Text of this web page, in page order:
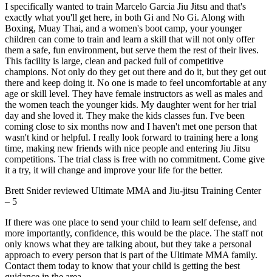
I specifically wanted to train Marcelo Garcia Jiu Jitsu and that's
exactly what you'll get here, in both Gi and No Gi. Along with
Boxing, Muay Thai, and a women's boot camp, your younger
children can come to train and learn a skill that will not only offer
them a safe, fun environment, but serve them the rest of their lives.
This facility is large, clean and packed full of competitive
champions. Not only do they get out there and do it, but they get out
there and keep doing it. No one is made to feel uncomfortable at any
age or skill level. They have female instructors as well as males and
the women teach the younger kids. My daughter went for her trial
day and she loved it. They make the kids classes fun. I've been
coming close to six months now and I haven't met one person that
wasn't kind or helpful. I really look forward to training here a long
time, making new friends with nice people and entering Jiu Jitsu
competitions. The trial class is free with no commitment. Come give
it a try, it will change and improve your life for the better.
Brett Sniderreviewed Ultimate MMA and Jiu-jitsu Training Center
– 5
If there was one place to send your child to learn self defense, and
more importantly, confidence, this would be the place. The staff not
only knows what they are talking about, but they take a personal
approach to every person that is part of the Ultimate MMA family.
Contact them today to know that your child is getting the best